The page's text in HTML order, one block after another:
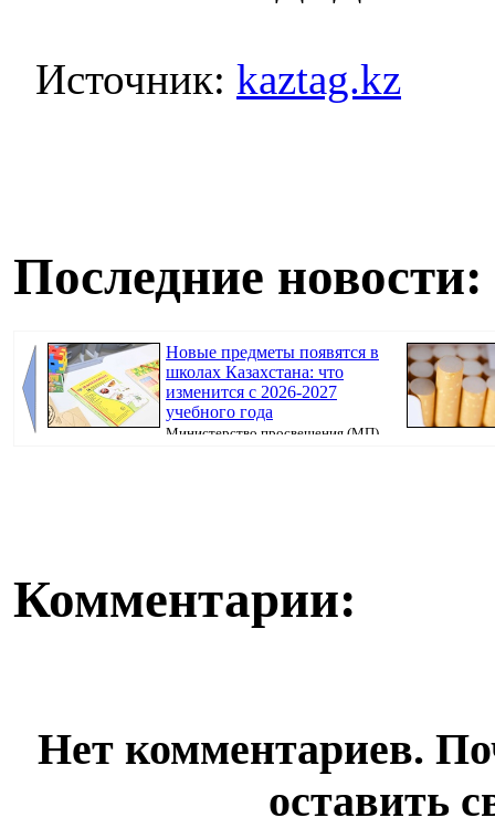
Источник: kaztag.kz
Последние новости:
Новые предметы появятся в
школах Казахстана: что
изменится с 2026-2027
учебного года
Министерство просвещения (МП)
Комментарии:
Нет комментариев.
оставить